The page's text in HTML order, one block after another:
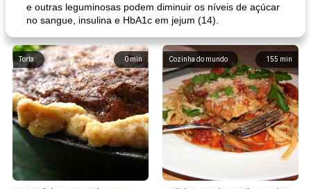
e outras leguminosas podem diminuir os níveis de açúcar
no sangue, insulina e HbA1c em jejum (14).
0min
Torta 155 min
Cozinha do mundo